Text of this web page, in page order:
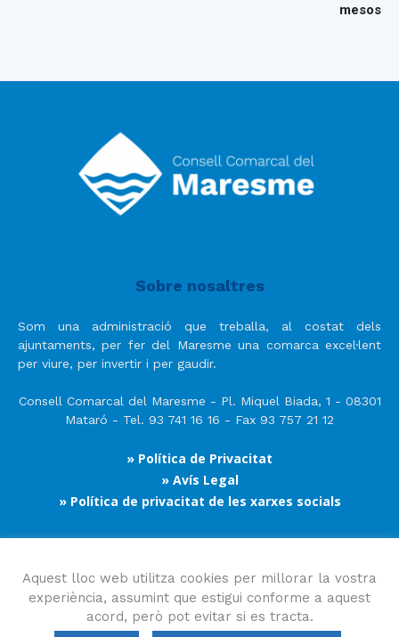
mesos
Sobre nosaltres
Som una administració que treballa, al costat dels
ajuntaments, per fer del Maresme una comarca excel·lent
per viure, per invertir i per gaudir.
Consell Comarcal del Maresme - Pl. Miquel Biada, 1 - 08301
Mataró - Tel. 93 741 16 16 - Fax 93 757 21 12
» Política de Privacitat
» Avís Legal
» Política de privacitat de les xarxes socials
Segueix-nos
Aquest lloc web utilitza cookies per millorar la vostra
experiència, assumint que estigui conforme a aquest
acord, però pot evitar si es tracta.